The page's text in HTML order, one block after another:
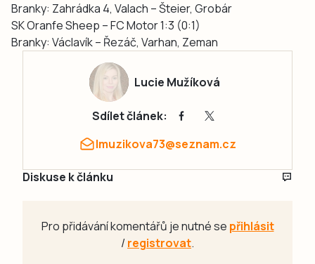
Branky: Zahrádka 4, Valach – Šteier, Grobár
SK Oranfe Sheep – FC Motor 1:3 (0:1)
Branky: Václavík – Řezáč, Varhan, Zeman
Lucie Mužíková
Sdílet článek:
lmuzikova73@seznam.cz
Diskuse k článku
Pro přidávání komentářů je nutné se přihlásit
/registrovat.